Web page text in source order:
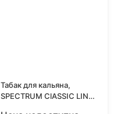
Табак для кальяна,
SPECTRUM ClASSIC LINE